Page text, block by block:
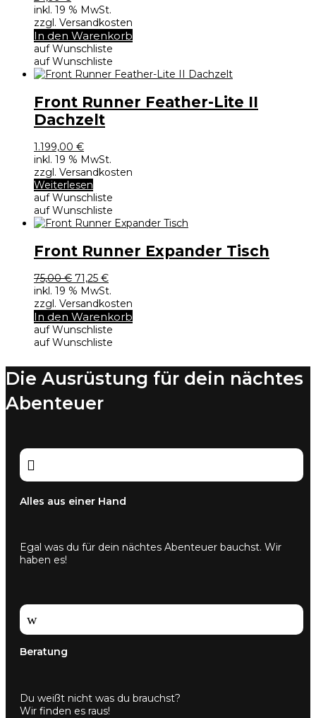
inkl. 19 % MwSt.
zzgl. Versandkosten
In den Warenkorb
auf Wunschliste
auf Wunschliste
Front Runner Feather-Lite II
Dachzelt
1.199,00 €
inkl. 19 % MwSt.
zzgl. Versandkosten
Weiterlesen
auf Wunschliste
auf Wunschliste
Front Runner Expander Tisch
75,00€ Ursprünglicher
Preis
war:
75,00 €
71,25 €Aktueller
Preis
ist:
71,25 €.
inkl. 19 % MwSt.
zzgl. Versandkosten
In den Warenkorb
auf Wunschliste
auf Wunschliste
Die Ausrüstung für dein nächtes
Abenteuer

Alles aus einer Hand
Egal was du für dein nächtes Abenteuer bauchst. Wir
haben es!
w
Beratung
Du weißt nicht was du brauchst?
Wir finden es raus!